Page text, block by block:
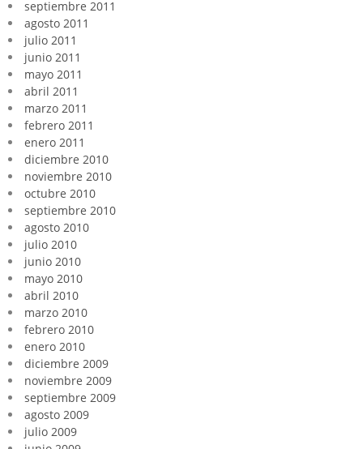
septiembre 2011
agosto 2011
julio 2011
junio 2011
mayo 2011
abril 2011
marzo 2011
febrero 2011
enero 2011
diciembre 2010
noviembre 2010
octubre 2010
septiembre 2010
agosto 2010
julio 2010
junio 2010
mayo 2010
abril 2010
marzo 2010
febrero 2010
enero 2010
diciembre 2009
noviembre 2009
septiembre 2009
agosto 2009
julio 2009